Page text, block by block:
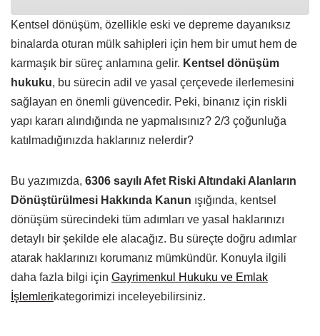
Kentsel dönüşüm, özellikle eski ve depreme dayanıksız
binalarda oturan mülk sahipleri için hem bir umut hem de
karmaşık bir süreç anlamına gelir. Kentsel dönüşüm
hukuku, bu sürecin adil ve yasal çerçevede ilerlemesini
sağlayan en önemli güvencedir. Peki, binanız için riskli
yapı kararı alındığında ne yapmalısınız? 2/3 çoğunluğa
katılmadığınızda haklarınız nelerdir?
Bu yazımızda, 6306 sayılı Afet Riski Altındaki Alanların
Dönüştürülmesi Hakkında Kanun ışığında, kentsel
dönüşüm sürecindeki tüm adımları ve yasal haklarınızı
detaylı bir şekilde ele alacağız. Bu süreçte doğru adımlar
atarak haklarınızı korumanız mümkündür. Konuyla ilgili
daha fazla bilgi için Gayrimenkul Hukuku ve Emlak
İşlemlerikategorimizi inceleyebilirsiniz.